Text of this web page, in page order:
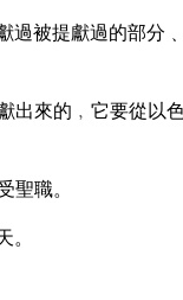
被提獻過的部分
來的﹐它要從以
職。